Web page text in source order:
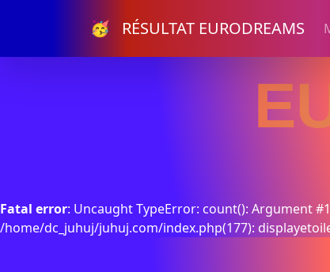
🥳 RÉSULTAT EURODREAMS
Fatal error: Uncaught TypeError: count(): Argument
/home/dc_juhuj/juhuj.com/index.php(177):